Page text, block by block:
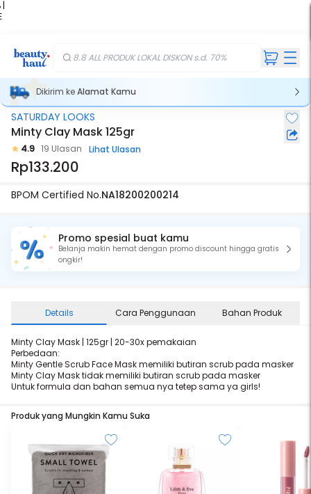
|
8.8 ALL PRODUK LOKAL DISKON s.d. 70%
Dikirim keAlamat Kamu
SATURDAY LOOKS
Minty Clay Mask 125gr
4.9 19 Ulasan Lihat Ulasan
Rp133.200
BPOM Certified No.NA18200200214
Promo spesial buat kamu
Belanja makin hemat dengan promo discount hingga gratis
ongkir!
Details Cara Penggunaan Bahan Produk
Minty Clay Mask | 125gr | 20-30x pemakaian
Perbedaan:
Minty Gentle Scrub Face Mask memiliki butiran scrub pada masker
Minty Clay Mask tidak memiliki butiran scrub pada masker
Untuk formula dan bahan semua nya tetep sama ya girls!
Produk yang Mungkin Kamu Suka